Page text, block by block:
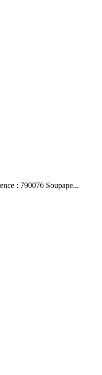
: 790076 Soupape...